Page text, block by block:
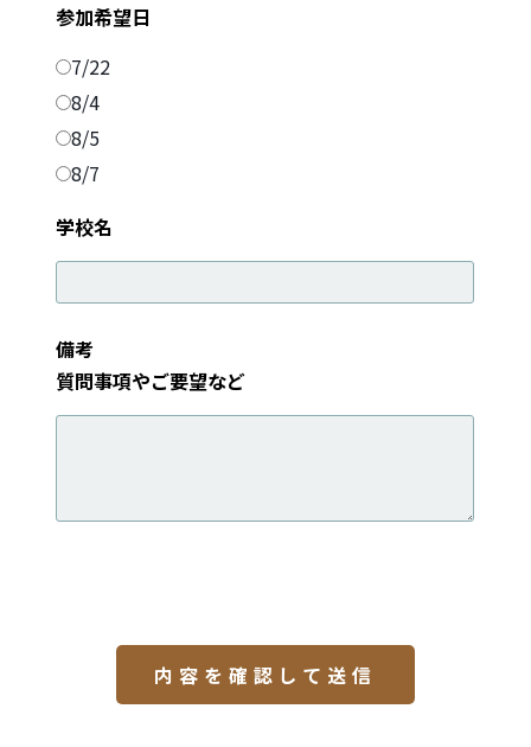
参加希望日
7/22
8/4
8/5
8/7
学校名
備考
質問事項やご要望など